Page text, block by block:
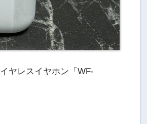
ヤレスイヤホン「WF-